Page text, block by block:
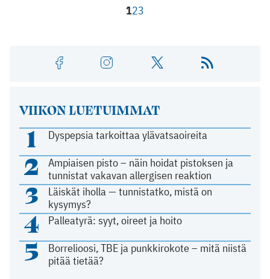
123
VIIKON LUETUIMMAT
1 Dyspepsia tarkoittaa ylävatsaoireita
2
Ampiaisen pisto – näin hoidat pistoksen ja
tunnistat vakavan allergisen reaktion
3
Läiskät iholla — tunnistatko, mistä on
kysymys?
4 Palleatyrä: syyt, oireet ja hoito
5
Borrelioosi, TBE ja punkkirokote – mitä niistä
pitää tietää?